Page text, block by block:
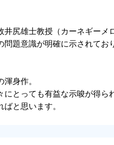
尻雄士教授（カーネギーメ
題意識が明確に示されてお
身作。
とっても有益な示唆が得ら
と思います。